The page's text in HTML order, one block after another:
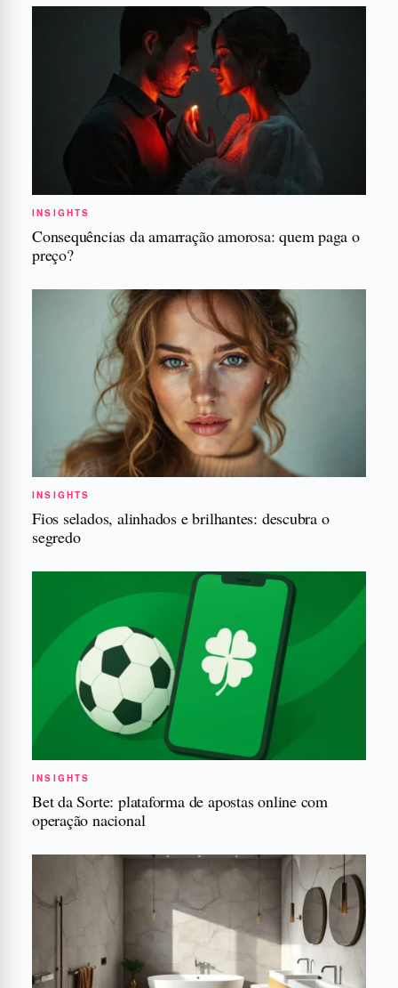
INSIGHTS
Consequências da amarração amorosa: quem paga o
preço?
INSIGHTS
Fios selados, alinhados e brilhantes: descubra o
segredo
INSIGHTS
Bet da Sorte: plataforma de apostas online com
operação nacional